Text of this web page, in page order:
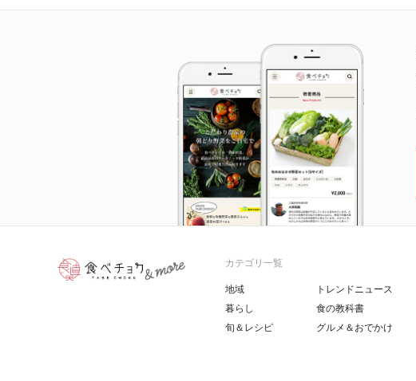
カテゴリ一覧
地域
暮らし
旬＆レシピ
トレンドニュース
食の教科書
グルメ＆おでかけ